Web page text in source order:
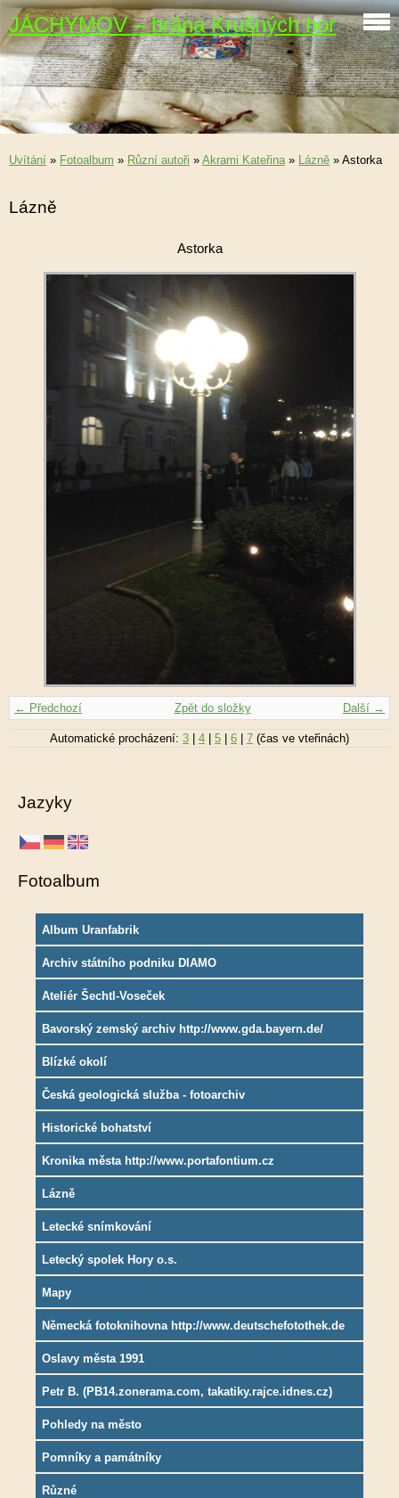
JÁCHYMOV – brána Krušných hor
Uvítání » Fotoalbum » Různí autoři » Akrami Kateřina» Lázně » Astorka
Lázně
Astorka
← Předchozí Další →
Zpět do složky
Automatické procházení: 3 4 5 6 7 (čas ve vteřinách)
Jazyky
Fotoalbum
Album Uranfabrik
Archiv státního podniku DIAMO
Ateliér Šechtl-Voseček
Bavorský zemský archiv http://www.gda.bayern.de/
Blízké okolí
Česká geologická služba - fotoarchiv
Historické bohatství
Kronika města http://www.portafontium.cz
Lázně
Letecké snímkování
Letecký spolek Hory o.s.
Mapy
Německá fotoknihovna http://www.deutschefotothek.de
Oslavy města 1991
Petr B. (PB14.zonerama.com, takatiky.rajce.idnes.cz)
Pohledy na město
Pomníky a památníky
Různé